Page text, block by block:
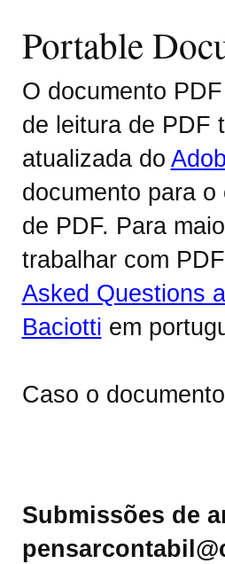
Portable
O documento
de leitura de PDF
atualizada do
documento para
de PDF. Para
trabalhar com
Asked Questions
Baciotti em
Caso o
Submissões de